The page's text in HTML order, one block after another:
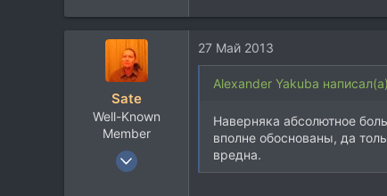
music-union.livejournal.com
Sate
Well-Known
Member
3 Янв 2005
27 Май 2013
Alexander Yakuba
Наверняка абсолютное
вполне обоснованы, да
вредна.